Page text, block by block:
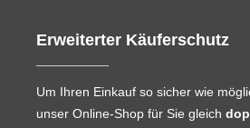
Erweiterter Käuferschutz
Um Ihren Einkauf so sicher wie
unser Online-Shop für Sie gleich